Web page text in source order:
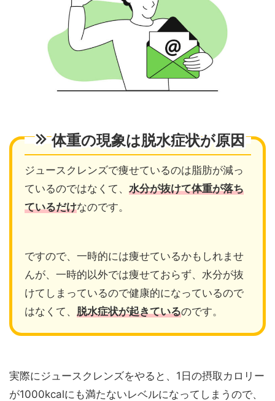
体重の現象は脱水症状が原因
ジュースクレンズで痩せているのは脂肪が減っ
ているのではなくて、 水分が抜けて体重が落ち
ているだけなのです。
ですので、一時的には痩せているかもしれませ
んが、一時的以外では痩せておらず、水分が抜
けてしまっているので健康的になっているので
はなくて、 脱水症状が起きているのです。
実際にジュースクレンズをやると、1日の摂取カロリー
が1000kcalにも満たないレベルになってしまうので、